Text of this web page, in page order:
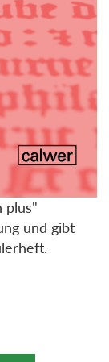
plus"
und gibt